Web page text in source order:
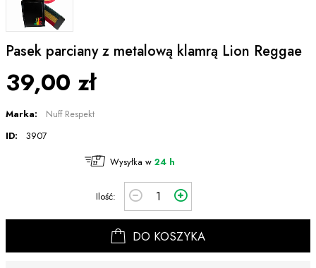
Pasek parciany z metalową klamrą Lion Reggae
39,00 zł
Marka:
Nuff Respekt
ID:
3907
Wysyłka w 24 h
Ilość:
DO KOSZYKA